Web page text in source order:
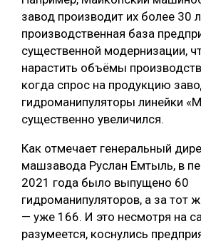
завод производит их более 30
производственная база
существенной модернизации,
нарастить объёмы
когда спрос на продукцию
гидроманипуляторы линейки
существенно увеличился.
Как отмечает генеральный
машзавода Руслан Емтыль, в
2021 года было выпущено 60
гидроманипуляторов, а за тот
— уже 166. И это несмотря на
разумеется, коснулись